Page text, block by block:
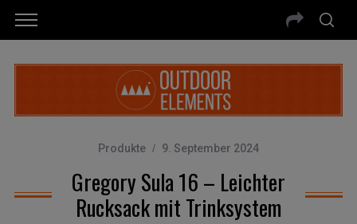
Produkte 9. September 2024
Gregory Sula 16 – Leichter
Rucksack mit Trinksystem